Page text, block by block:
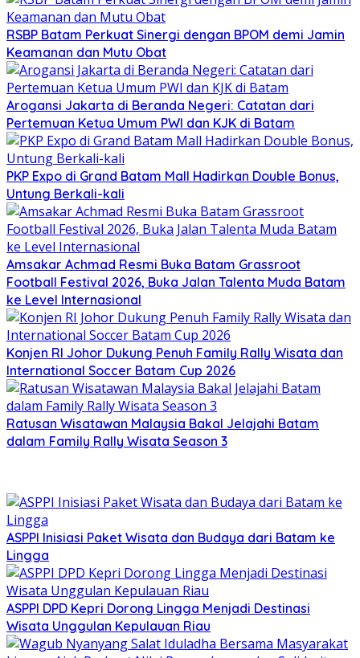
RSBP Batam Perkuat Sinergi dengan BPOM demi Jamin
Keamanan dan Mutu Obat
Arogansi Jakarta di Beranda Negeri: Catatan dari
Pertemuan Ketua Umum PWI dan KJK di Batam
PKP Expo di Grand Batam Mall Hadirkan Double Bonus,
Untung Berkali-kali
Amsakar Achmad Resmi Buka Batam Grassroot
Football Festival 2026, Buka Jalan Talenta Muda Batam
ke Level Internasional
Konjen RI Johor Dukung Penuh Family Rally Wisata dan
International Soccer Batam Cup 2026
Ratusan Wisatawan Malaysia Bakal Jelajahi Batam
dalam Family Rally Wisata Season 3
ASPPI Inisiasi Paket Wisata dan Budaya dari Batam ke
Lingga
ASPPI DPD Kepri Dorong Lingga Menjadi Destinasi
Wisata Unggulan Kepulauan Riau